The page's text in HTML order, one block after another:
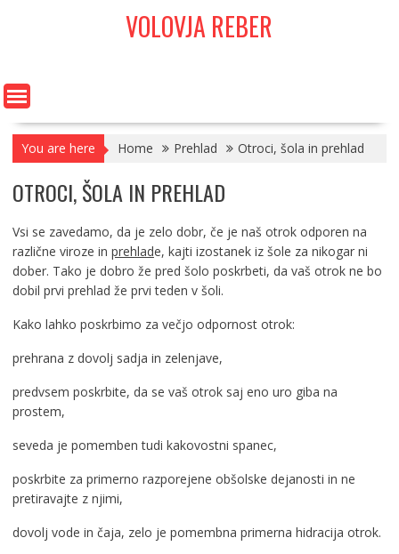
VOLOVJA REBER
You are here Home Prehlad Otroci, šola in prehlad
OTROCI, ŠOLA IN PREHLAD
Vsi se zavedamo, da je zelo dobr, če je naš otrok odporen na
različne viroze in prehlade, kajti izostanek iz šole za nikogar ni
dober. Tako je dobro že pred šolo poskrbeti, da vaš otrok ne bo
dobil prvi prehlad že prvi teden v šoli.
Kako lahko poskrbimo za večjo odpornost otrok:
prehrana z dovolj sadja in zelenjave,
predvsem poskrbite, da se vaš otrok saj eno uro giba na
prostem,
seveda je pomemben tudi kakovostni spanec,
poskrbite za primerno razporejene obšolske dejanosti in ne
pretiravajte z njimi,
dovolj vode in čaja, zelo je pomembna primerna hidracija otrok.